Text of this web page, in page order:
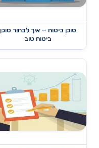
סוכן ביטוח — איך לבחור סוכן
ביטוח טוב